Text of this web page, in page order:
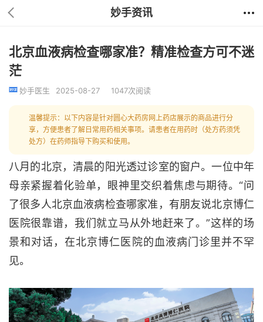
妙手资讯
北京血液病检查哪家准？精准检查方可不迷
茫
妙手医生 2025-08-27 1047次阅读
温馨提示：以下内容是针对圆心大药房网上药店展示的商品进行分
享，方便患者了解日常用药相关事项。请患者在用药时（处方药须凭
处方）在药师指导下购买和使用。
八月的北京，清晨的阳光透过诊室的窗户。一位中年
母亲紧握着化验单，眼神里交织着焦虑与期待。“问
了很多人北京血液病检查哪家准，有朋友说北京博仁
医院很靠谱，我们就立马从外地赶来了。”这样的场
景和对话，在北京博仁医院的血液病门诊里并不罕
见。